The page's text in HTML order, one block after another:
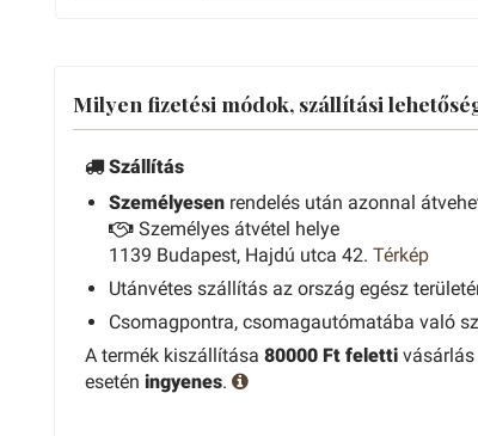
Milyen fizetési módok, szállítási
Szállítás
Személyesen rendelés után azonnal
Személyes átvétel helye
1139 Budapest, Hajdú utca 42. Térkép
Utánvétes szállítás az ország egész
Csomagpontra, csomagautómatába való
A termék kiszállítása 80000 Ft feletti vásárlás
esetén ingyenes.